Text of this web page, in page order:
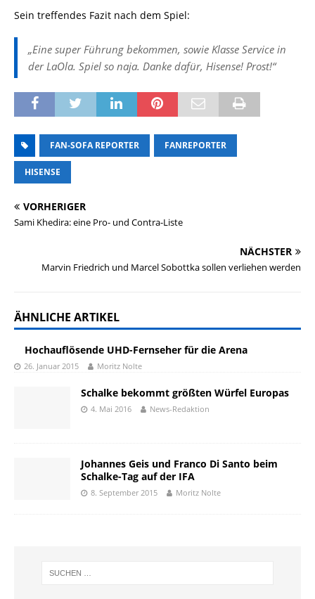
Sein treffendes Fazit nach dem Spiel:
„Eine super Führung bekommen, sowie Klasse Service in
der LaOla. Spiel so naja. Danke dafür, Hisense! Prost!“
FAN-SOFA REPORTER FANREPORTER
HISENSE
VORHERIGER
Sami Khedira: eine Pro- und Contra-Liste
NÄCHSTER
Marvin Friedrich und Marcel Sobottka sollen verliehen werden
ÄHNLICHE ARTIKEL
Hochauflösende UHD-Fernseher für die Arena
26. Januar 2015 Moritz Nolte
Schalke bekommt größten Würfel Europas
4. Mai 2016 News-Redaktion
Johannes Geis und Franco Di Santo beim
Schalke-Tag auf der IFA
8. September 2015 Moritz Nolte